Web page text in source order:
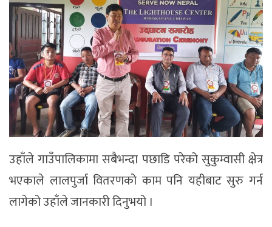
उहाँले गाउँपालिकामा सबैभन्दा पछाडि परेको सुकुम्वासी क्षेत्र
भएकाले लालपुर्जा वितरणको काम पनि यहीबाट सुरु गर्न
लागेको उहाँले जानकारी दिनुभयो ।